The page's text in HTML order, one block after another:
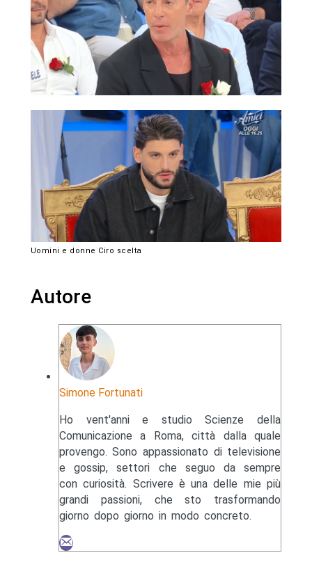
Uomini e donne Ciro scelta
Autore
Simone Fortunati
Ho vent'anni e studio Scienze della
Comunicazione a Roma, città dalla quale
provengo. Sono appassionato di televisione
e gossip, settori che seguo da sempre
con curiosità. Scrivere è una delle mie più
grandi passioni, che sto trasformando
giorno dopo giorno in modo concreto.